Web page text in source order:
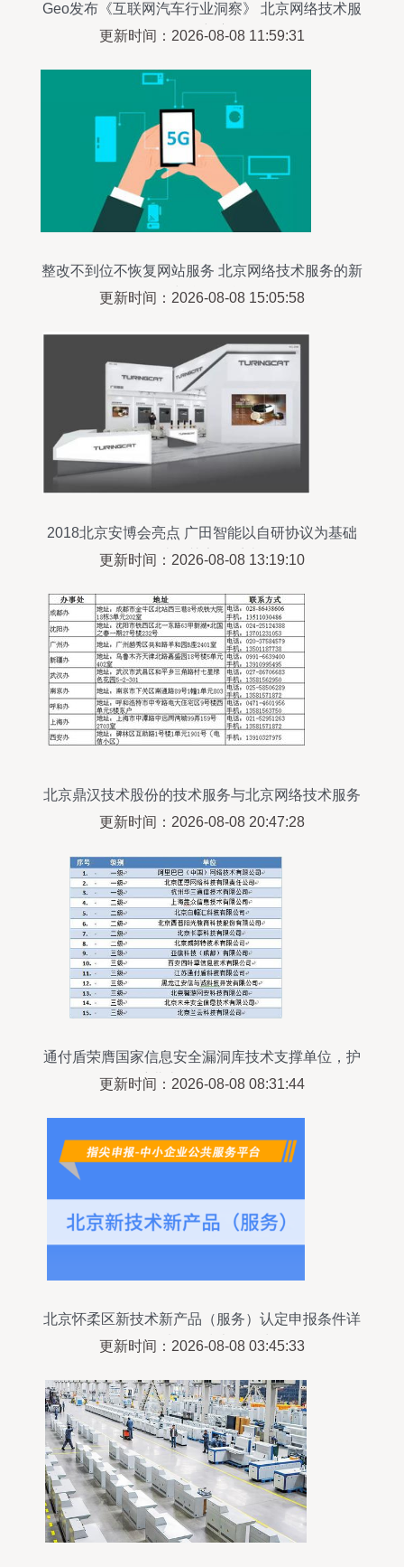
Geo发布《互联网汽车行业洞察》 北京网络技术服
务引领新赛道
更新时间：2026-08-08 11:59:31
整改不到位不恢复网站服务 北京网络技术服务的新
规与合规挑战
更新时间：2026-08-08 15:05:58
2018北京安博会亮点 广田智能以自研协议为基础
打造智慧家居系统
更新时间：2026-08-08 13:19:10
北京鼎汉技术股份的技术服务与北京网络技术服务
发展前景
更新时间：2026-08-08 20:47:28
通付盾荣膺国家信息安全漏洞库技术支撑单位，护
航北京网络技术服务
更新时间：2026-08-08 08:31:44
北京怀柔区新技术新产品（服务）认定申报条件详
解——以网络技术服务为例
更新时间：2026-08-08 03:45:33